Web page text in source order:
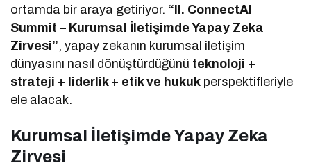
ortamda bir araya getiriyor. “II. ConnectAI
Summit – Kurumsal İletişimde Yapay Zeka
Zirvesi”, yapay zekanın kurumsal iletişim
dünyasını nasıl dönüştürdüğünü teknoloji +
strateji + liderlik + etik ve hukuk perspektifleriyle
ele alacak.
Kurumsal İletişimde Yapay Zeka
Zirvesi